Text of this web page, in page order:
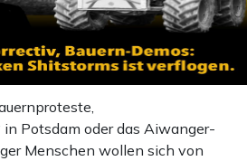
Potsdam oder das Aiwanger-
Menschen wollen sich von